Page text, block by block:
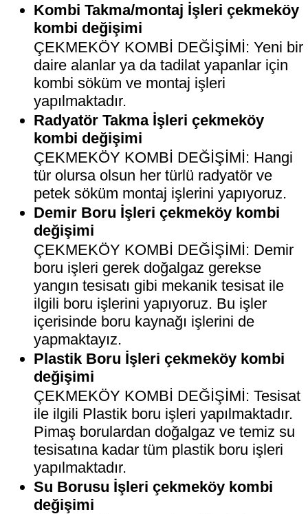
Kombi Takma/montaj İşleri çekmeköy
kombi değişimi
ÇEKMEKÖY KOMBİ DEĞİŞİMİ: Yeni bir
daire alanlar ya da tadilat yapanlar için
kombi söküm ve montaj işleri
yapılmaktadır.
Radyatör Takma İşleri çekmeköy
kombi değişimi
ÇEKMEKÖY KOMBİ DEĞİŞİMİ: Hangi
tür olursa olsun her türlü radyatör ve
petek söküm montaj işlerini yapıyoruz.
Demir Boru İşleri çekmeköy kombi
değişimi
ÇEKMEKÖY KOMBİ DEĞİŞİMİ: Demir
boru işleri gerek doğalgaz gerekse
yangın tesisatı gibi mekanik tesisat ile
ilgili boru işlerini yapıyoruz. Bu işler
içerisinde boru kaynağı işlerini de
yapmaktayız.
Plastik Boru İşleri çekmeköy kombi
değişimi
ÇEKMEKÖY KOMBİ DEĞİŞİMİ: Tesisat
ile ilgili Plastik boru işleri yapılmaktadır.
Pimaş borulardan doğalgaz ve temiz su
tesisatına kadar tüm plastik boru işleri
yapılmaktadır.
Su Borusu İşleri çekmeköy kombi
değişimi